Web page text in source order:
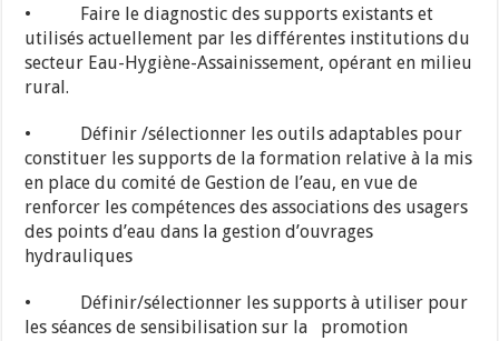
• Faire le diagnostic des supports existants et
utilisés actuellement par les différentes institutions du
secteur Eau-Hygiène-Assainissement, opérant en milieu
rural.
• Définir /sélectionner les outils adaptables pour
constituer les supports de la formation relative à la mis
en place du comité de Gestion de l’eau, en vue de
renforcer les compétences des associations des usagers
des points d’eau dans la gestion d’ouvrages
hydrauliques
• Définir/sélectionner les supports à utiliser pour
les séances de sensibilisation sur la promotion